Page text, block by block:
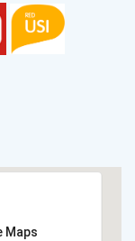
Maps